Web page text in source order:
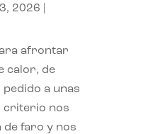
2026
afrontar
calor, de
a unas
criterio nos
de faro y nos